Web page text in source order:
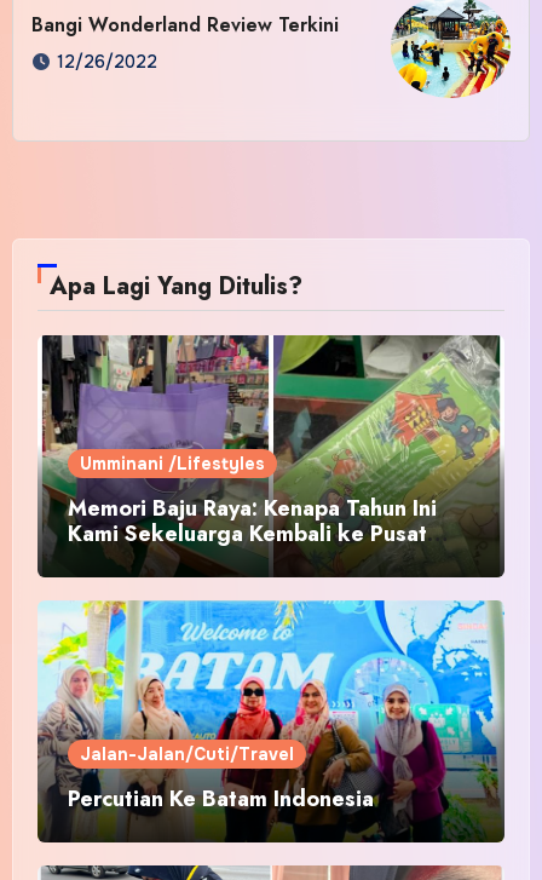
Bangi Wonderland Review Terkini
12/26/2022
Apa Lagi Yang Ditulis?
Umminani /Lifestyles
Memori Baju Raya: Kenapa Tahun Ini
Kami Sekeluarga Kembali ke Pusat
Pakaian Hari-Hari?
Jalan-Jalan/Cuti/Travel
Percutian Ke Batam Indonesia